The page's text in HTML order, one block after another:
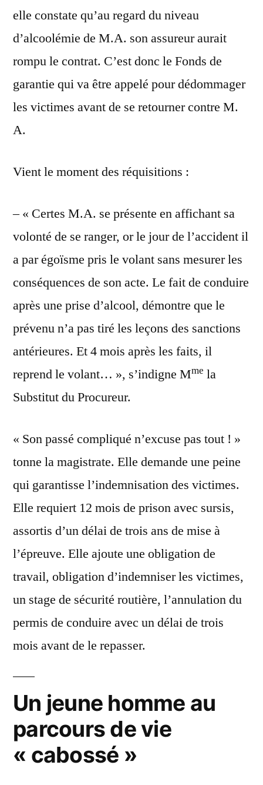
elle constate qu’au regard du niveau
d’alcoolémie de M.A. son assureur aurait
rompu le contrat. C’est donc le Fonds de
garantie qui va être appelé pour dédommager
les victimes avant de se retourner contre M.
A.
Vient le moment des réquisitions :
– « Certes M.A. se présente en affichant sa
volonté de se ranger, or le jour de l’accident il
a par égoïsme pris le volant sans mesurer les
conséquences de son acte. Le fait de conduire
après une prise d’alcool, démontre que le
prévenu n’a pas tiré les leçons des sanctions
antérieures. Et 4 mois après les faits, il
reprend le volant… », s’indigne Mme la
Substitut du Procureur.
« Son passé compliqué n’excuse pas tout ! »
tonne la magistrate. Elle demande une peine
qui garantisse l’indemnisation des victimes.
Elle requiert 12 mois de prison avec sursis,
assortis d’un délai de trois ans de mise à
l’épreuve. Elle ajoute une obligation de
travail, obligation d’indemniser les victimes,
un stage de sécurité routière, l’annulation du
permis de conduire avec un délai de trois
mois avant de le repasser.
Un jeune homme au
parcours de vie
« cabossé »